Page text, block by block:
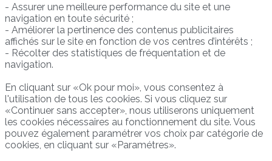
- Assurer une meilleure performance du site et une
navigation en toute sécurité ;
- Améliorer la pertinence des contenus publicitaires
affichés sur le site en fonction de vos centres d’intérêts ;
- Récolter des statistiques de fréquentation et de
navigation.
En cliquant sur «Ok pour moi», vous consentez à
l'utilisation de tous les cookies. Si vous cliquez sur
«Continuer sans accepter», nous utiliserons uniquement
les cookies nécessaires au fonctionnement du site. Vous
pouvez également paramétrer vos choix par catégorie de
cookies, en cliquant sur «Paramétres».